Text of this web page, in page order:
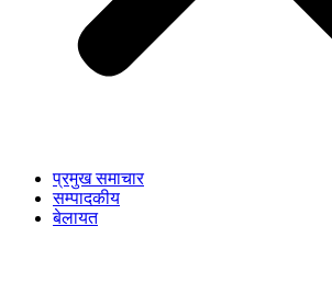
प्रमुख समाचार
सम्पादकीय
बेलायत